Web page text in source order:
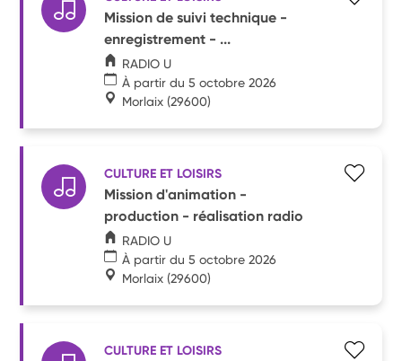
Mission de suivi technique -
enregistrement - ...
RADIO U
À partir du 5 octobre 2026
Morlaix (29600)
CULTURE ET LOISIRS
Mission d'animation -
production - réalisation radio
RADIO U
À partir du 5 octobre 2026
Morlaix (29600)
CULTURE ET LOISIRS